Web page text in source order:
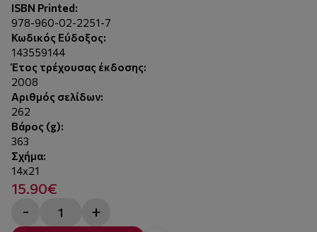
ISBN Printed:
978-960-02-2251-7
Κωδικός Εύδοξος:
143559144
Έτος τρέχουσας έκδοσης:
2008
Αριθμός σελίδων:
262
Βάρος (g):
363
Σχήμα:
14x21
15.90€
- +